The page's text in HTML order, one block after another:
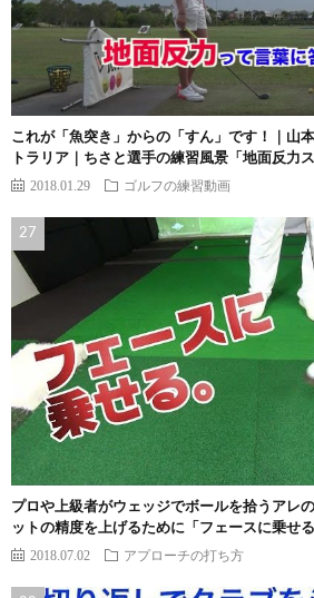
これが「魚突き」からの「すん」です！｜山
トラリア｜ちさと選手の練習風景「地面反力
2018.01.29 ゴルフの練習動画
プロや上級者がウェッジでボールを拾うアレ
ットの精度を上げるために「フェースに乗せ
2018.07.02 アプローチの打ち方